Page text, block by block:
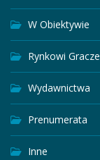
W Obiektywie
Rynkowi Gracze
Wydawnictwa
Prenumerata
Inne